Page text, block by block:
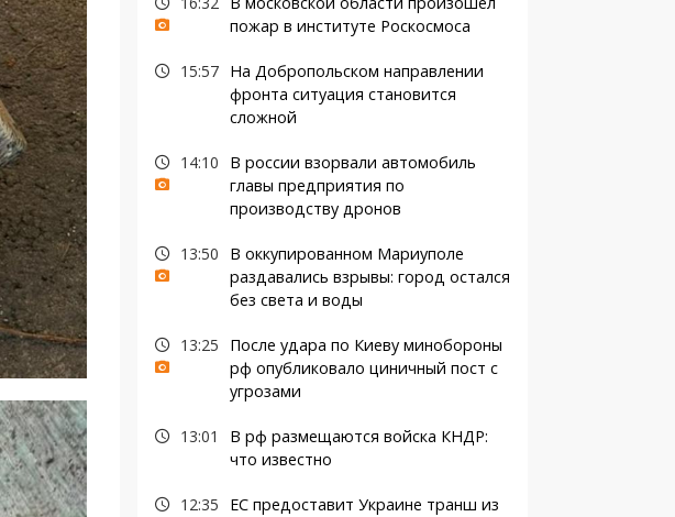
пожар в институте Роскосмоса
15:57
На Добропольском направлении
фронта ситуация становится
сложной
14:10
В россии взорвали автомобиль
главы предприятия по
производству дронов
13:50
В оккупированном Мариуполе
раздавались взрывы: город остался
без света и воды
13:25
После удара по Киеву минобороны
рф опубликовало циничный пост с
угрозами
13:01
В рф размещаются войска КНДР:
что известно
12:35
ЕС предоставит Украине транш из